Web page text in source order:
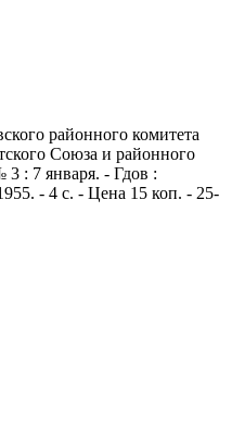
районного комитета
Союза и районного
3 : 7 января. - Гдов :
- 4 с. - Цена 15 коп. - 25-